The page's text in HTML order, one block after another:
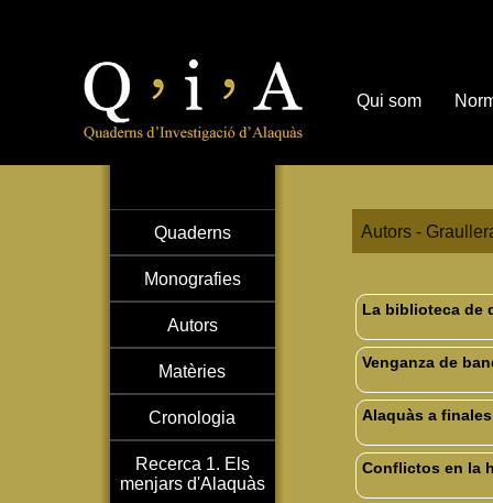
Quaderns
Monografies
Autors
Matèries
Cronologia
Recerca 1. Els
menjars d'Alaquàs
Autors -
La biblioteca de
Venganza de
Alaquàs a
Conflictos en la
Qui som